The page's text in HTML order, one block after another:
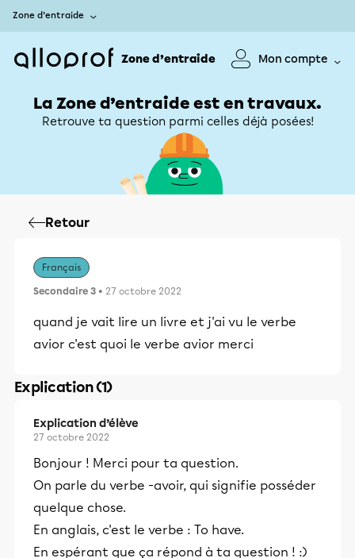
Zone d’entraide
Zone d’entraide Mon compte
La Zone d’entraide est en travaux.
Retrouve ta question parmi celles déjà posées!
Retour
Français
Secondaire 3 • 27 octobre 2022
quand je vait lire un livre et j'ai vu le verbe
avior c'est quoi le verbe avior merci
Explication (1)
Explication d’élève
27 octobre 2022
Bonjour ! Merci pour ta question.
On parle du verbe -avoir, qui signifie posséder
quelque chose.
En anglais, c'est le verbe : To have.
En espérant que ça répond à ta question ! :)